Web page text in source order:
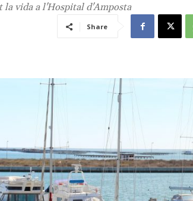
la vida a l'Hospital d'Amposta
Share